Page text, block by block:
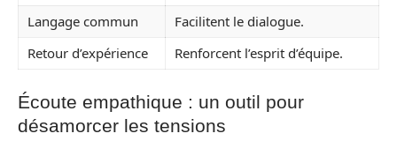
Langage commun
Facilitent le dialogue.
Retour d’expérience
Renforcent l’esprit d’équipe.
Écoute empathique : un outil pour
désamorcer les tensions